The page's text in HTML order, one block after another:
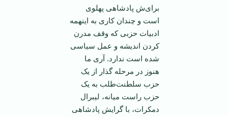
برای‌ش پادشاهی پهلوی
است و چندان کاری به اینهمه
ادبیات حزبی که وقف مدرن
کردن اندیشه و عمل سیاسی
شده است ندارد. آری ما
هنوز در مرحله گذار از یک
حزب سلطنت‌طلب به یک
حزب راست میانه، لیبرال
دمکرات، با گرایش پادشاهی